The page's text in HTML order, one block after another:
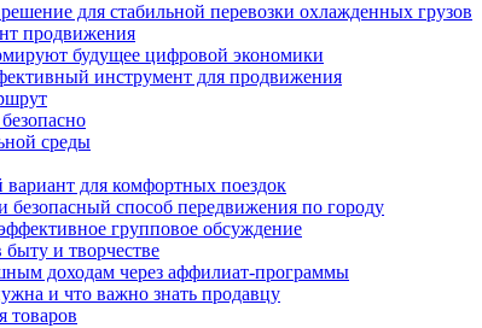
для стабильной перевозки охлажденных грузов
продвижения
будущее цифровой экономики
инструмент для продвижения
среды
для комфортных поездок
способ передвижения по городу
групповое обсуждение
и творчестве
доходам через аффилиат-программы
и что важно знать продавцу
товаров